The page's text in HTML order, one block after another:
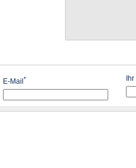
E-Mail* Ihr